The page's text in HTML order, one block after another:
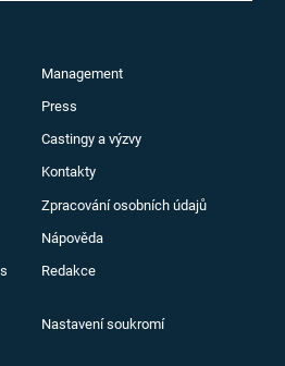
Management
Press
Castingy a výzvy
Kontakty
Zpracování osobních údajů
Nápověda
Redakce
Nastavení soukromí